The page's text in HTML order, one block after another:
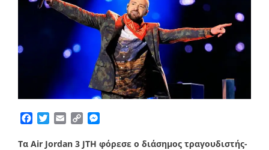
Facebook
TwitterEmailCopy
Τα Air Jordan 3 JTH φόρεσε ο διάσημος τραγουδιστής-